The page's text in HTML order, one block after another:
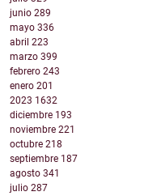
junio 289
mayo 336
abril 223
marzo 399
febrero 243
enero 201
2023 1632
diciembre 193
noviembre 221
octubre 218
septiembre 187
agosto 341
julio 287